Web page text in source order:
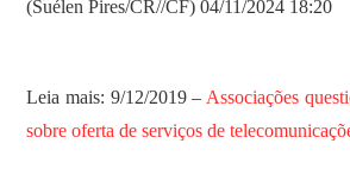
(Suélen Pires/CR//CF) 04/11/2024 18:20
Leia mais: 9/12/2019 – Associações
sobre oferta de serviços de